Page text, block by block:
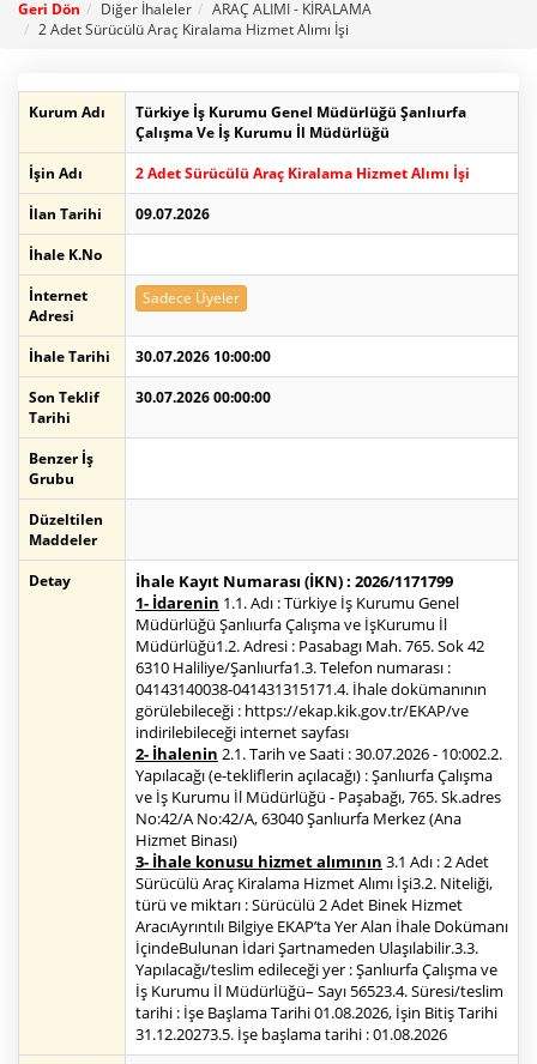
Geri Dön Diğer İhaleler
ARAÇ ALIMI - KİRALAMA
2 Adet Sürücülü Araç Kiralama Hizmet Alımı İşi
Kurum Adı
Türkiye İş Kurumu Genel Müdürlüğü Şanlıurfa
Çalışma Ve İş Kurumu İl Müdürlüğü
İşin Adı
2 Adet Sürücülü Araç Kiralama Hizmet Alımı İşi
İlan Tarihi
09.07.2026
İhale K.No
İnternet
Adresi
Sadece Üyeler
İhale Tarihi
30.07.2026 10:00:00
Son Teklif
Tarihi
30.07.2026 00:00:00
Benzer İş
Grubu
Düzeltilen
Maddeler
Detay
İhale Kayıt Numarası (İKN) : 2026/1171799
1- İdarenin 1.1. Adı : Türkiye İş Kurumu Genel
Müdürlüğü Şanlıurfa Çalışma ve İşKurumu İl
Müdürlüğü1.2. Adresi : Pasabagı Mah. 765. Sok 42
6310 Haliliye/Şanlıurfa1.3. Telefon numarası :
04143140038-041431315171.4. İhale dokümanının
görülebileceği : https://ekap.kik.gov.tr/EKAP/ve
indirilebileceği internet sayfası
2- İhalenin 2.1. Tarih ve Saati : 30.07.2026 - 10:002.2.
Yapılacağı (e-tekliflerin açılacağı) : Şanlıurfa Çalışma
ve İş Kurumu İl Müdürlüğü - Paşabağı, 765. Sk.adres
No:42/A No:42/A, 63040 Şanlıurfa Merkez (Ana
Hizmet Binası)
3- İhale konusu hizmet alımının 3.1 Adı : 2 Adet
Sürücülü Araç Kiralama Hizmet Alımı İşi3.2. Niteliği,
türü ve miktarı : Sürücülü 2 Adet Binek Hizmet
AracıAyrıntılı Bilgiye EKAP’ta Yer Alan İhale Dokümanı
İçindeBulunan İdari Şartnameden Ulaşılabilir.3.3.
Yapılacağı/teslim edileceği yer : Şanlıurfa Çalışma ve
İş Kurumu İl Müdürlüğü– Sayı 56523.4. Süresi/teslim
tarihi : İşe Başlama Tarihi 01.08.2026, İşin Bitiş Tarihi
31.12.20273.5. İşe başlama tarihi : 01.08.2026